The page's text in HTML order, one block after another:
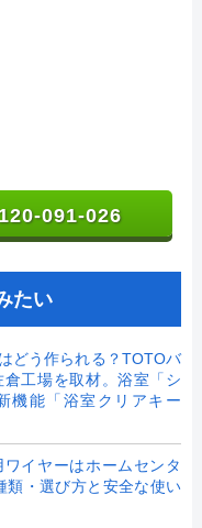
091-026
たい
どう作られる？TOTOバ
倉工場を取材。浴室「シ
機能「浴室クリアキー
イヤーはホームセンタ
類・選び方と安全な使い